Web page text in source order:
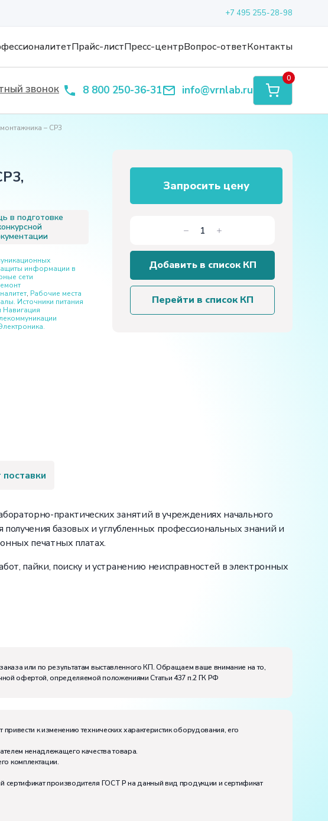
+7 495 255-28-98
Прайс-листПресс-центрВопрос-ответКонтакты
звонок 8 800 250-36-31 info@vrnlab.ru
0
– СР3
в подготовке
информации в
сети
, Рабочие места
Источники питания
Навигация
Запросить цену
Количество
товара
Стол
–
СР3
Добавить в список КП
Перейти в список КП
практических занятий в учреждениях начального
базовых и углубленных профессиональных знаний и
печатных платах.
пайки, поиску и устранению неисправностей в электронных
или по результатам выставленного КП. Обращаем ваше внимание на то,
офертой, определяемой положениями Статьи 437 п.2 ГК РФ
к изменению технических характеристик оборудования, его
ненадлежащего качества товара.
комплектации.
сертификат производителя ГОСТ Р на данный вид продукции и сертификат